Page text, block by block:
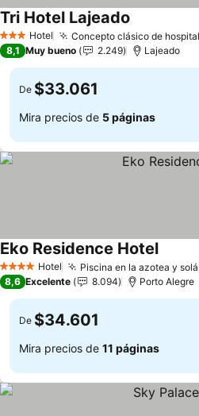
3 Estrellas
Hotel Concepto clásico de
Tri Hotel Lajeado
8,1 Muy bueno 2.249 Lajeado
De $33.061
Mira precios de 5 páginas
4 EstrellasHotel Piscina en la azotea y
Eko Residence Hotel
8,6 Excelente 8.094 Porto Alegre
De $34.601
Mira precios de 11 páginas